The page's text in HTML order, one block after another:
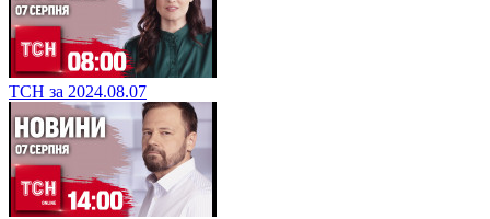
ТСН за 2024.08.07